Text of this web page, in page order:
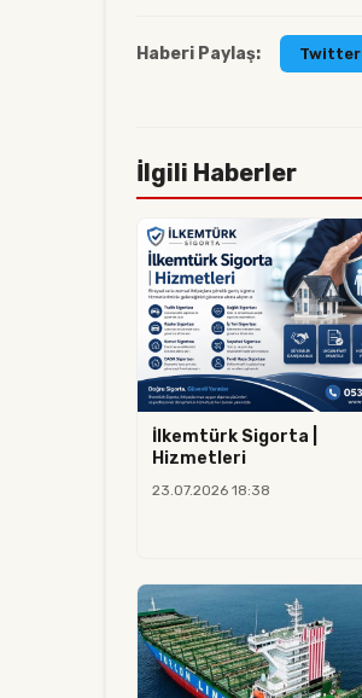
Haberi Paylaş: Twitter
İlgili Haberler
İlkemtürk Sigorta |
Hizmetleri
23.07.2026 18:38